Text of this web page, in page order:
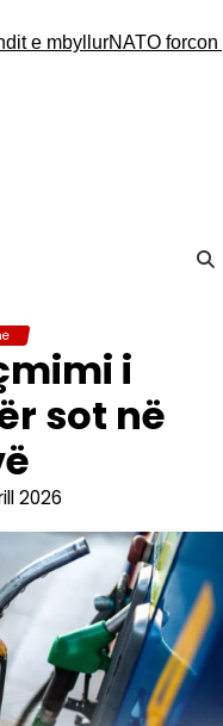
NATO forcon
i
sot në
2026